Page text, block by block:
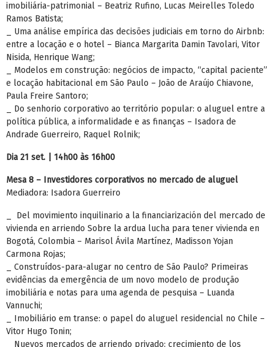
imobiliária-patrimonial – Beatriz Rufino, Lucas Meirelles Toledo
Ramos Batista;
_ Uma análise empírica das decisões judiciais em torno do Airbnb:
entre a locação e o hotel – Bianca Margarita Damin Tavolari, Vitor
Nisida, Henrique Wang;
_ Modelos em construção: negócios de impacto, “capital paciente”
e locação habitacional em São Paulo – João de Araújo Chiavone,
Paula Freire Santoro;
_ Do senhorio corporativo ao território popular: o aluguel entre a
política pública, a informalidade e as finanças – Isadora de
Andrade Guerreiro, Raquel Rolnik;
Dia 21 set. | 14h00 às 16h00
Mesa 8 – Investidores corporativos no mercado de aluguel
Mediadora: Isadora Guerreiro
_ Del movimiento inquilinario a la financiarización del mercado de
vivienda en arriendo Sobre la ardua lucha para tener vivienda en
Bogotá, Colombia – Marisol Ávila Martínez, Madisson Yojan
Carmona Rojas;
_ Construídos-para-alugar no centro de São Paulo? Primeiras
evidências da emergência de um novo modelo de produção
imobiliária e notas para uma agenda de pesquisa – Luanda
Vannuchi;
_ Imobiliário em transe: o papel do aluguel residencial no Chile –
Vitor Hugo Tonin;
_ Nuevos mercados de arriendo privado: crecimiento de los